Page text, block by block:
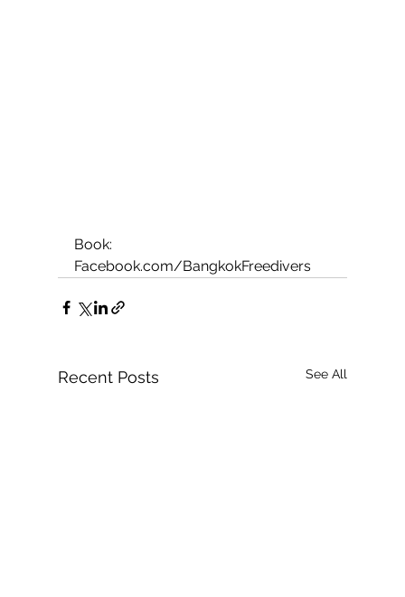
Book:
Facebook.com/BangkokFreedivers
Recent Posts See All